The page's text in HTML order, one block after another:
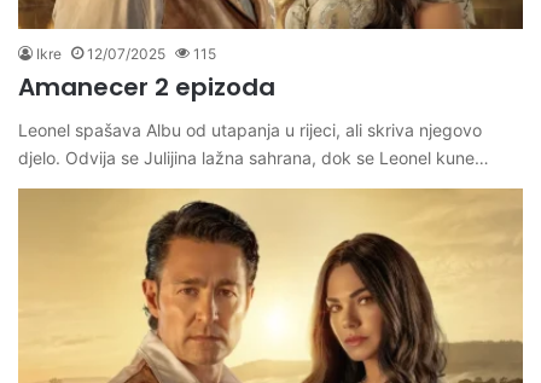
Ikre 12/07/2025 115
Amanecer 2 epizoda
Leonel spašava Albu od utapanja u rijeci, ali skriva njegovo
djelo. Odvija se Julijina lažna sahrana, dok se Leonel kune…